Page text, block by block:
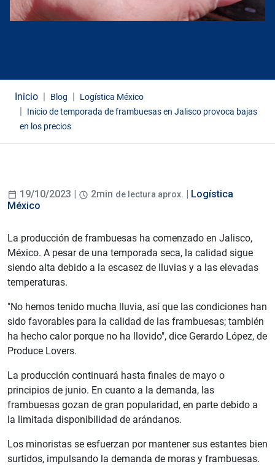
Inicio Blog
Logística México
Inicio de temporada de frambuesas en Jalisco provoca bajas
en los precios
19/10/2023 | 2min de lectura aprox. |
Logística
México
La producción de frambuesas ha comenzado en Jalisco,
México. A pesar de una temporada seca, la calidad sigue
siendo alta debido a la escasez de lluvias y a las elevadas
temperaturas.
"No hemos tenido mucha lluvia, así que las condiciones han
sido favorables para la calidad de las frambuesas; también
ha hecho calor porque no ha llovido", dice Gerardo López, de
Produce Lovers.
La producción continuará hasta finales de mayo o
principios de junio. En cuanto a la demanda, las
frambuesas gozan de gran popularidad, en parte debido a
la limitada disponibilidad de arándanos.
Los minoristas se esfuerzan por mantener sus estantes bien
surtidos, impulsando la demanda de moras y frambuesas.